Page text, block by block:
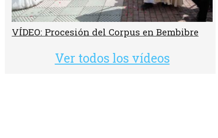
VÍDEO: Procesión del Corpus en Bembibre
Ver todos los vídeos